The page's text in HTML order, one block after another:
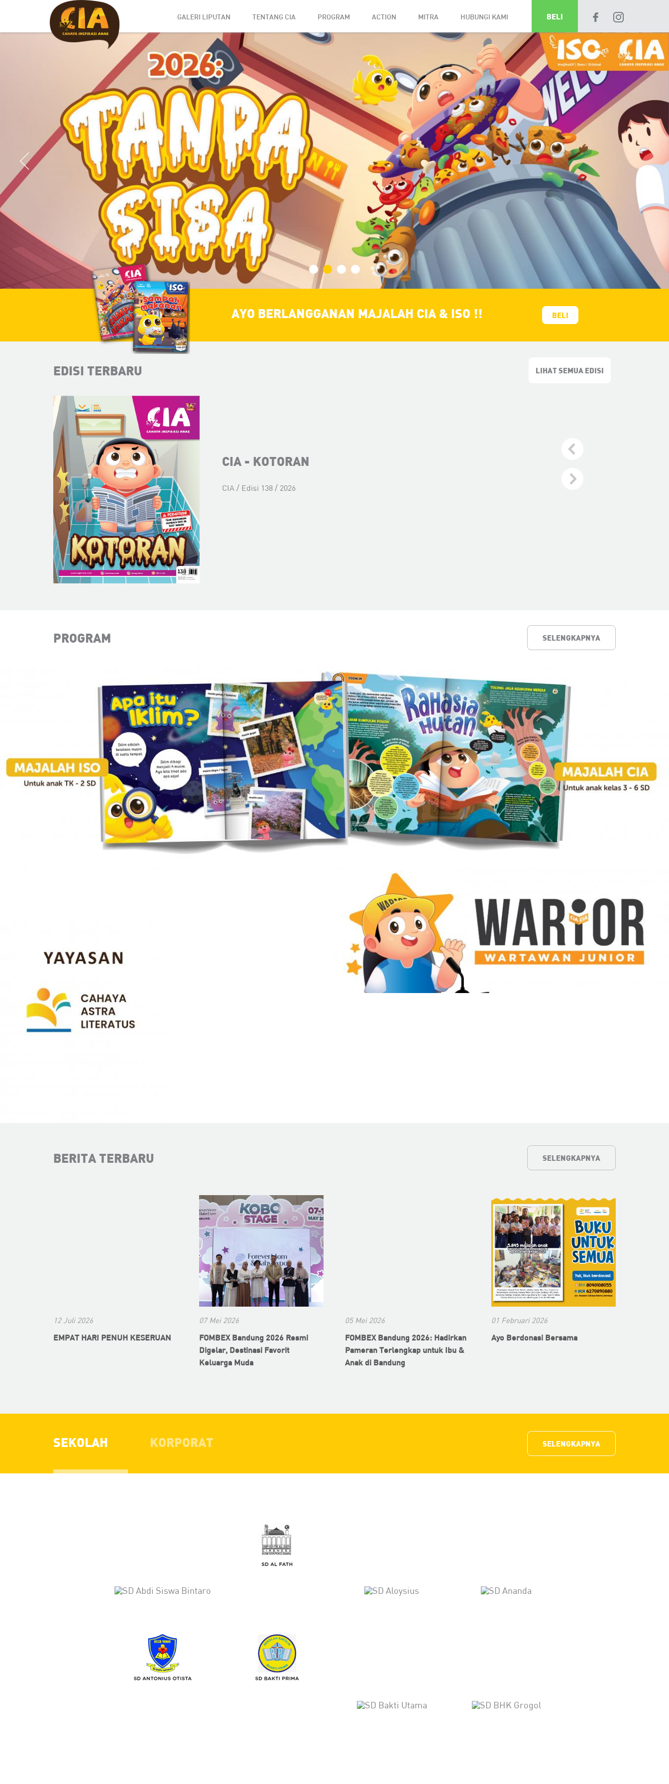
GALERI LIPUTAN TENTANG CIA PROGRAM ACTION MITRA HUBUNGI KAMI
AYO BERLANGGANAN MAJALAH CIA & ISO !!
EDISI TERBARU
CIA - KOTORAN
CIA / Edisi 138 / 2026
PROGRAM
BERITA TERBARU
12 Juli 2026
EMPAT HARI PENUH KESERUAN
07 Mei 2026
FOMBEX Bandung 2026 Resmi
Digelar, Destinasi Favorit
Keluarga Muda
05 Mei 2026
FOMBEX Bandung 2026: Hadirkan
Pameran Terlengkap untuk Ibu &
Anak di Bandung
01 Februari 2026
Ayo Berdonasi Bersama
SEKOLAH KORPORAT